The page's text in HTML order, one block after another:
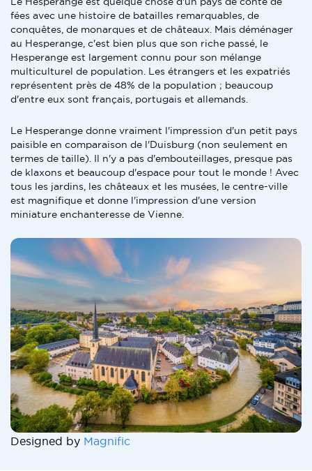
fées avec une histoire de batailles remarquables, de
conquêtes, de monarques et de châteaux. Mais déménager
au Hesperange, c'est bien plus que son riche passé, le
Hesperange est largement connu pour son mélange
multiculturel de population. Les étrangers et les expatriés
représentent près de 48% de la population ; beaucoup
d'entre eux sont français, portugais et allemands.
Le Hesperange donne vraiment l'impression d'un petit pays
paisible en comparaison de l'Duisburg (non seulement en
termes de taille). Il n'y a pas d'embouteillages, presque pas
de klaxons et beaucoup d'espace pour tout le monde ! Avec
tous les jardins, les châteaux et les musées, le centre-ville
est magnifique et donne l'impression d'une version
miniature enchanteresse de Vienne.
Designed by Magnific